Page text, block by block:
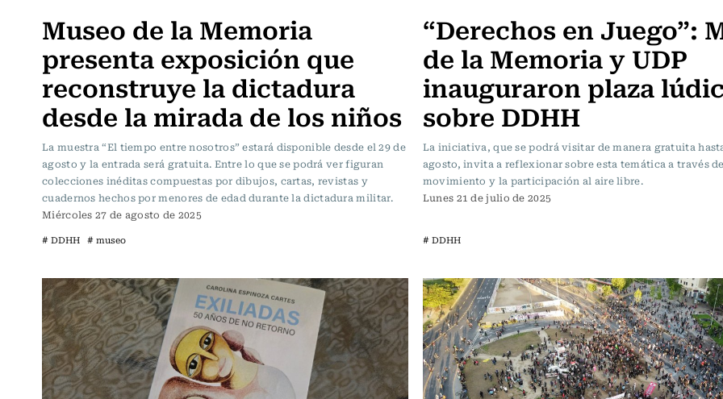
Museo de la Memoria
presenta exposición que
reconstruye la dictadura
desde la mirada de los niños
La muestra “El tiempo entre nosotros” estará disponible desde el 29 de
agosto y la entrada será gratuita. Entre lo que se podrá ver figuran
colecciones inéditas compuestas por dibujos, cartas, revistas y
cuadernos hechos por menores de edad durante la dictadura militar.
Miércoles 27 de agosto de 2025
# DDHH # museo
“Derechos en Juego”:
de la Memoria y UDP
inauguraron plaza
sobre DDHH
La iniciativa, que se podrá visitar de manera gratuita
agosto, invita a reflexionar sobre esta temática a través
movimiento y la participación al aire libre.
Lunes 21 de julio de 2025
# DDHH